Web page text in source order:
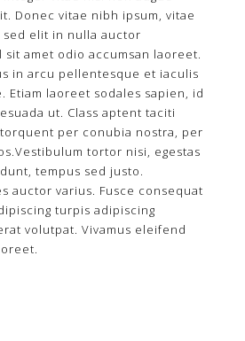
Donec vitae nibh ipsum, vitae
sed elit in nulla auctor
sit amet odio accumsan laoreet.
in arcu pellentesque et iaculis
Etiam laoreet sodales sapien, id
ut. Class aptent taciti
per conubia nostra, per
tortor nisi, egestas
tempus sed justo.
auctor varius. Fusce consequat
turpis adipiscing
volutpat. Vivamus eleifend